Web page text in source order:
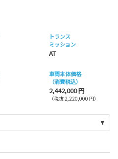
トランス
ミッション
AT
車両本体価格
（消費税込）
2,442,000 円
（税抜 2,220,000 円）